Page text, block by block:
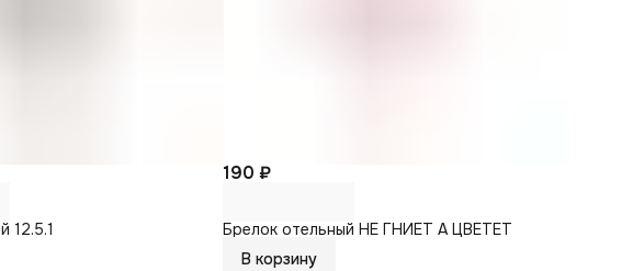
12.5.1
190 ₽
Брелок отельный НЕ ГНИЕТ А ЦВЕТЕТ
В корзину